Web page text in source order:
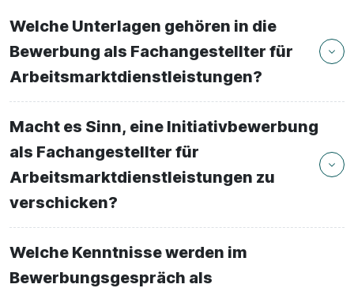
Welche Unterlagen gehören in die
Bewerbung als Fachangestellter für
Arbeitsmarktdienstleistungen?
Macht es Sinn, eine Initiativbewerbung
als Fachangestellter für
Arbeitsmarktdienstleistungen zu
verschicken?
Welche Kenntnisse werden im
Bewerbungsgespräch als